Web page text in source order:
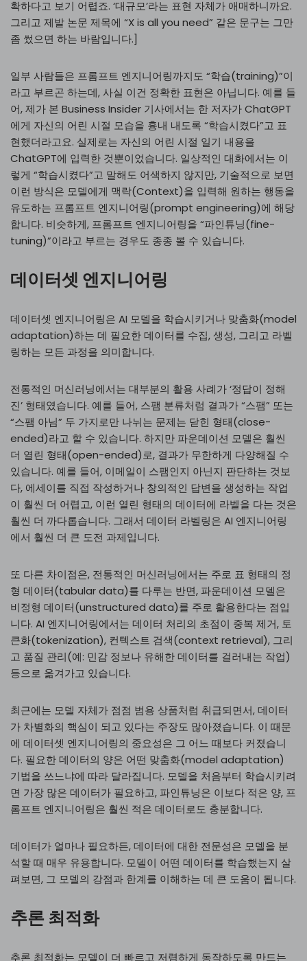
확하다고 보기 어렵죠. ‘대규모’라는 표현 자체가 애매하니까요.
그리고 제발 논문 제목에 “X is all you need” 같은 문구는 그만
좀 썼으면 하는 바람입니다.]
일부 사람들은 프롬프트 엔지니어링까지도 “학습(training)”이
라고 부르곤 하는데, 사실 이건 정확한 표현은 아닙니다. 예를 들
어, 제가 본 Business Insider 기사에서는 한 저자가 ChatGPT
에게 자신의 어린 시절 모습을 흉내 내도록 “학습시켰다”고 표
현했더라고요. 실제로는 자신의 어린 시절 일기 내용을
ChatGPT에 입력한 것뿐이었습니다. 일상적인 대화에서는 이
렇게 “학습시켰다”고 말해도 어색하지 않지만, 기술적으로 보면
이런 방식은 모델에게 맥락(Context)을 입력해 원하는 행동을
유도하는 프롬프트 엔지니어링(prompt engineering)에 해당
합니다. 비슷하게, 프롬프트 엔지니어링을 “파인튜닝(fine-
tuning)”이라고 부르는 경우도 종종 볼 수 있습니다.
데이터셋 엔지니어링
데이터셋 엔지니어링은 AI 모델을 학습시키거나 맞춤화(model
adaptation)하는 데 필요한 데이터를 수집, 생성, 그리고 라벨
링하는 모든 과정을 의미합니다.
전통적인 머신러닝에서는 대부분의 활용 사례가 ‘정답이 정해
진’ 형태였습니다. 예를 들어, 스팸 분류처럼 결과가 “스팸” 또는
“스팸 아님” 두 가지로만 나뉘는 문제는 닫힌 형태(close-
ended)라고 할 수 있습니다. 하지만 파운데이션 모델은 훨씬
더 열린 형태(open-ended)로, 결과가 무한하게 다양해질 수
있습니다. 예를 들어, 이메일이 스팸인지 아닌지 판단하는 것보
다, 에세이를 직접 작성하거나 창의적인 답변을 생성하는 작업
이 훨씬 더 어렵고, 이런 열린 형태의 데이터에 라벨을 다는 것은
훨씬 더 까다롭습니다. 그래서 데이터 라벨링은 AI 엔지니어링
에서 훨씬 더 큰 도전 과제입니다.
또 다른 차이점은, 전통적인 머신러닝에서는 주로 표 형태의 정
형 데이터(tabular data)를 다루는 반면, 파운데이션 모델은
비정형 데이터(unstructured data)를 주로 활용한다는 점입
니다. AI 엔지니어링에서는 데이터 처리의 초점이 중복 제거, 토
큰화(tokenization), 컨텍스트 검색(context retrieval), 그리
고 품질 관리(예: 민감 정보나 유해한 데이터를 걸러내는 작업)
등으로 옮겨가고 있습니다.
최근에는 모델 자체가 점점 범용 상품처럼 취급되면서, 데이터
가 차별화의 핵심이 되고 있다는 주장도 많아졌습니다. 이 때문
에 데이터셋 엔지니어링의 중요성은 그 어느 때보다 커졌습니
다. 필요한 데이터의 양은 어떤 맞춤화(model adaptation)
기법을 쓰느냐에 따라 달라집니다. 모델을 처음부터 학습시키려
면 가장 많은 데이터가 필요하고, 파인튜닝은 이보다 적은 양, 프
롬프트 엔지니어링은 훨씬 적은 데이터로도 충분합니다.
데이터가 얼마나 필요하든, 데이터에 대한 전문성은 모델을 분
석할 때 매우 유용합니다. 모델이 어떤 데이터를 학습했는지 살
펴보면, 그 모델의 강점과 한계를 이해하는 데 큰 도움이 됩니다.
추론 최적화
추론 최적화는 모델이 더 빠르고 저렴하게 동작하도록 만드는